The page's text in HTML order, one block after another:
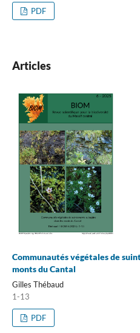
PDF
Articles
Communautés végétales de
monts du Cantal
Gilles Thébaud
1-13
PDF